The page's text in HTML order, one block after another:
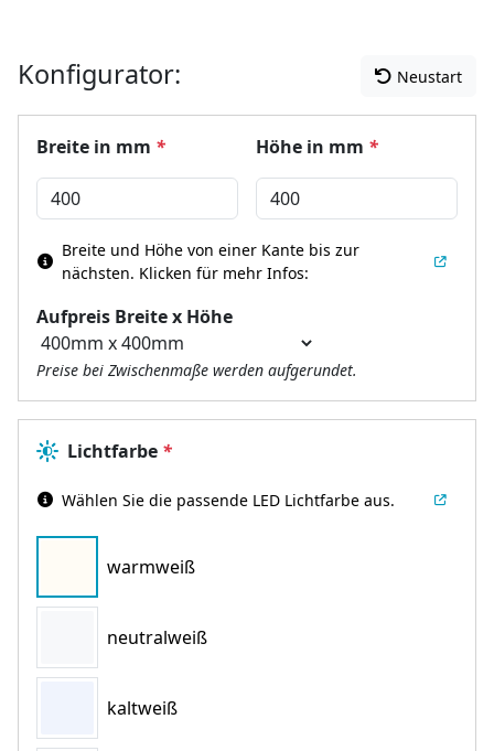
Konfigurator: Neustart
Breite in mm * Höhe in mm *
Aufpreis Breite x Höhe
Breite und Höhe von einer Kante bis zur
nächsten. Klicken für mehr Infos:
Preise bei Zwischenmaße werden aufgerundet.
Lichtfarbe *
Wählen Sie die passende LED Lichtfarbe aus.
warmweiß
neutralweiß
kaltweiß